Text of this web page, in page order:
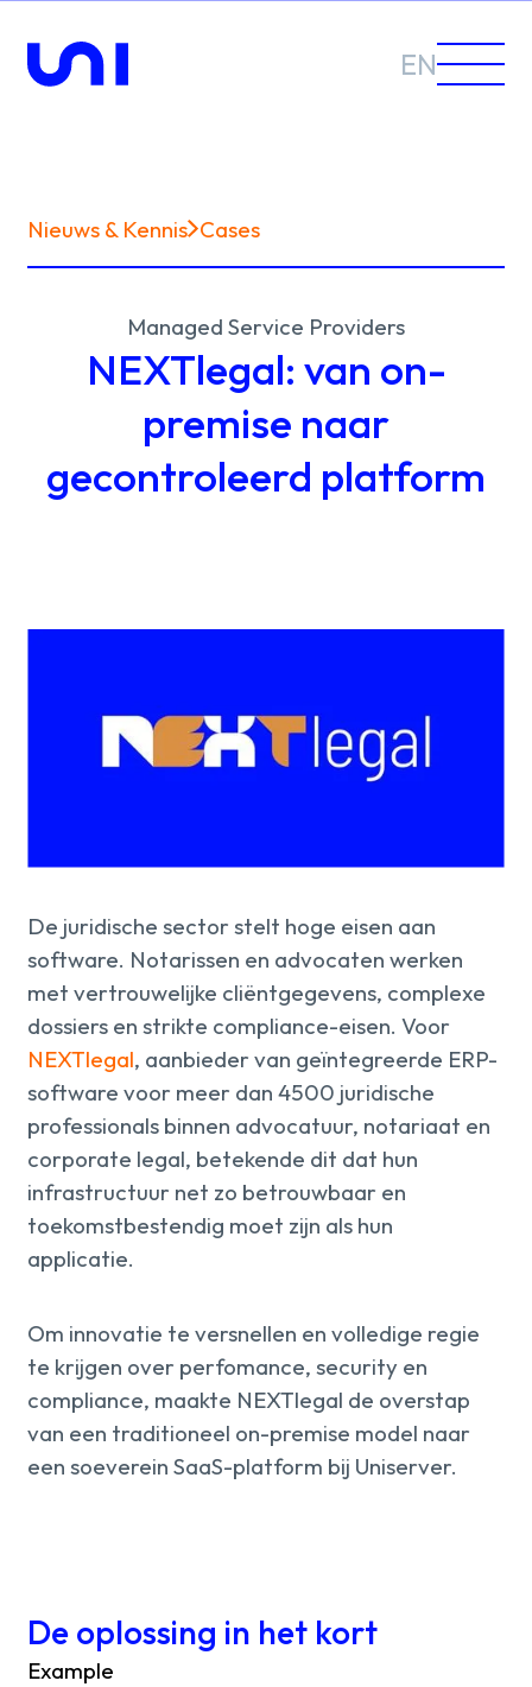
EN
Sectoren
Oplossingen
Nieuws &
Uniserver
Contact
Nieuws & Kennis Cases
Managed Service Providers
NEXTlegal: van on-
premise naar
gecontroleerd platform
De juridische sector stelt hoge eisen aan
software. Notarissen en advocaten werken
met vertrouwelijke cliëntgegevens, complexe
dossiers en strikte compliance-eisen. Voor
NEXTlegal, aanbieder van geïntegreerde ERP-
software voor meer dan 4500 juridische
professionals binnen advocatuur, notariaat en
corporate legal, betekende dit dat hun
infrastructuur net zo betrouwbaar en
toekomstbestendig moet zijn als hun
applicatie.
Om innovatie te versnellen en volledige regie
te krijgen over perfomance, security en
compliance, maakte NEXTlegal de overstap
van een traditioneel on-premise model naar
een soeverein SaaS-platform bij Uniserver.
De oplossing in het kort
Example